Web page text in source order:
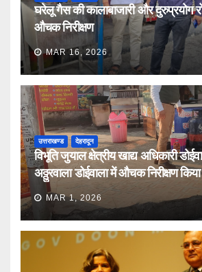
घरेलू गैस की कालाबाजारी और दुरुप्रयोग
औचक निरीक्षण
MAR 16, 2026
उत्तराखण्ड देहरादून
विभूति जुयाल क्षेत्रीय खाद्य अधिकारी
अठ्ठुरवाला डोईवाला में औचक निरीक्षण किया
MAR 1, 2026